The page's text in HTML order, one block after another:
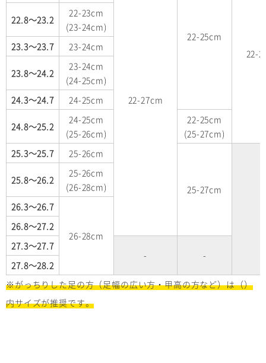
22-27cm
22-25cm
22-
22.8～23.2
22-23cm
(23-24cm)
23.3～23.7
23-24cm
23.8～24.2
23-24cm
(24-25cm)
24.3～24.7
24-25cm
24.8～25.2
24-25cm
(25-26cm)
22-25cm
(25-27cm)
25.3～25.7
25-26cm
25-27cm
25.8～26.2
25-26cm
(26-28cm)
26.3～26.7
26-28cm
26.8～27.2
27.3～27.7
-
-
27.8～28.2
※がっちりした足の方（足幅の広い方・甲高の方など）は（）
内サイズが推奨です。